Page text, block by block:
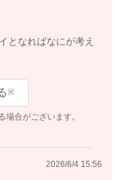
となればなにが考え
※
合がございます。
2026/6/4 15:56